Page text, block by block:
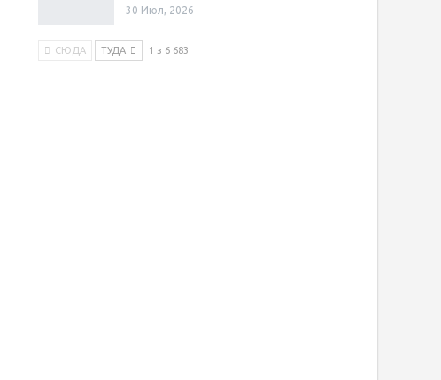
30 Июл, 2026
СЮДА ТУДА 1 з 6 683